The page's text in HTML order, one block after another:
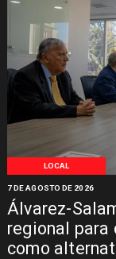
LOCAL
Álvarez-
regional para
como
7 DE AGOSTO DE 2026